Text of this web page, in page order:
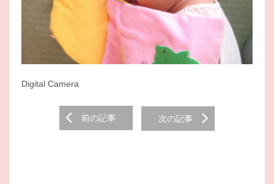
Digital Camera
navigation
前の記事 次の記事